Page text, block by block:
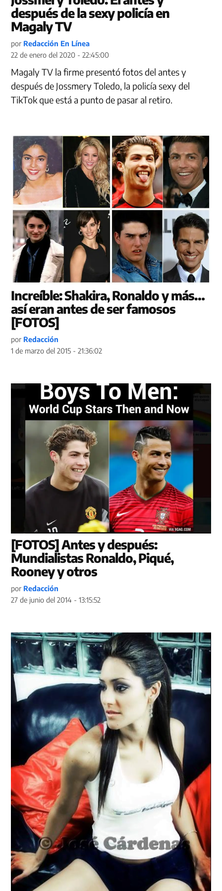
después de la sexy policía en
Magaly TV
por Redacción En Línea
22 de enero del 2020 - 22:45:00
Magaly TV la firme presentó fotos del antes y
después de Jossmery Toledo, la policía sexy del
TikTok que está a punto de pasar al retiro.
Increíble: Shakira, Ronaldo y más…
así eran antes de ser famosos
[FOTOS]
por Redacción
1 de marzo del 2015 - 21:36:02
[FOTOS] Antes y después:
Mundialistas Ronaldo, Piqué,
Rooney y otros
por Redacción
27 de junio del 2014 - 13:15:52